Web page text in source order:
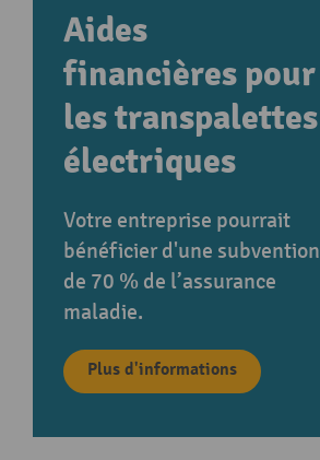
Aides
financières pour
les transpalettes
électriques
Votre entreprise pourrait
bénéficier d'une subvention
de 70 % de l’assurance
maladie.
Plus d'informations